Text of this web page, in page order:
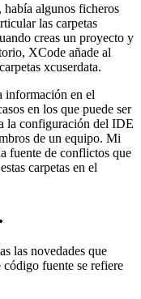
algunos ficheros
las carpetas
creas un proyecto y
XCode añade al
xcuserdata.
información en el
en los que puede ser
la configuración del IDE
de un equipo. Mi
fuente de conflictos que
carpetas en el
las novedades que
fuente se refiere